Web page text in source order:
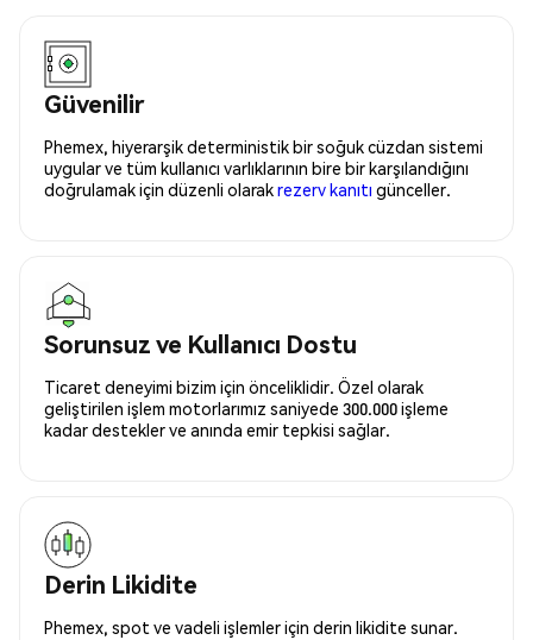
Güvenilir
Phemex, hiyerarşik deterministik bir soğuk cüzdan sistemi
uygular ve tüm kullanıcı varlıklarının bire bir karşılandığını
doğrulamak için düzenli olarakrezerv kanıtı günceller.
Sorunsuz ve Kullanıcı Dostu
Ticaret deneyimi bizim için önceliklidir. Özel olarak
geliştirilen işlem motorlarımız saniyede 300.000 işleme
kadar destekler ve anında emir tepkisi sağlar.
Derin Likidite
Phemex, spot ve vadeli işlemler için derin likidite sunar.